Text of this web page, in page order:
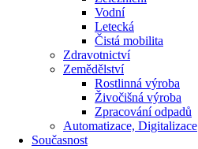
Vodní
Letecká
Čistá mobilita
Zdravotnictví
Zemědělství
Rostlinná výroba
Živočišná výroba
Zpracování odpadů
Automatizace, Digitalizace
Současnost